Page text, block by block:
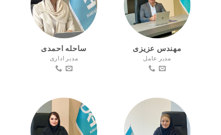
مهندس عزیزی
مدیر عامل
ساحله احمدی
مدیر اداری